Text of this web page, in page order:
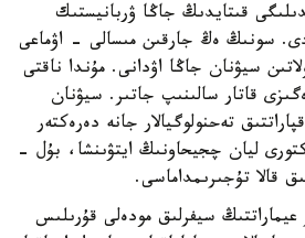
قىتايدىڭ جاڭا ۋربانيستىك
سونىڭ ەڭ جارقىن مىسالى - اۋماعى
سيۋنان جاڭا اۋدانى. مۇندا ناقتى
قاتار سالىنىپ جاتىر. سيۋنان
تەحنولوگيالار جانە دەرەكتەر
ليان چجيحاونىڭ ايتۋىنشا، بۇل -
قالا تۇجىرىمداماسى.
سيفرلىق مودەلى قۇرىلىس